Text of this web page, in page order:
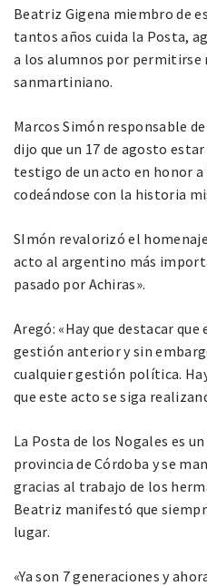
Beatriz Gigena miembro de
tantos años cuida la Posta,
a los alumnos por permitirse
sanmartiniano.
Marcos Simón responsable
dijo que un 17 de agosto
testigo de un acto en honor
codeándose con la historia
SImón revalorizó el
acto al argentino más
pasado por Achiras».
Aregó: «Hay que destacar
gestión anterior y sin
cualquier gestión política.
que este acto se siga
La Posta de los Nogales es
provincia de Córdoba y se
gracias al trabajo de los
Beatriz manifestó que
lugar.
«Ya son 7 generaciones y